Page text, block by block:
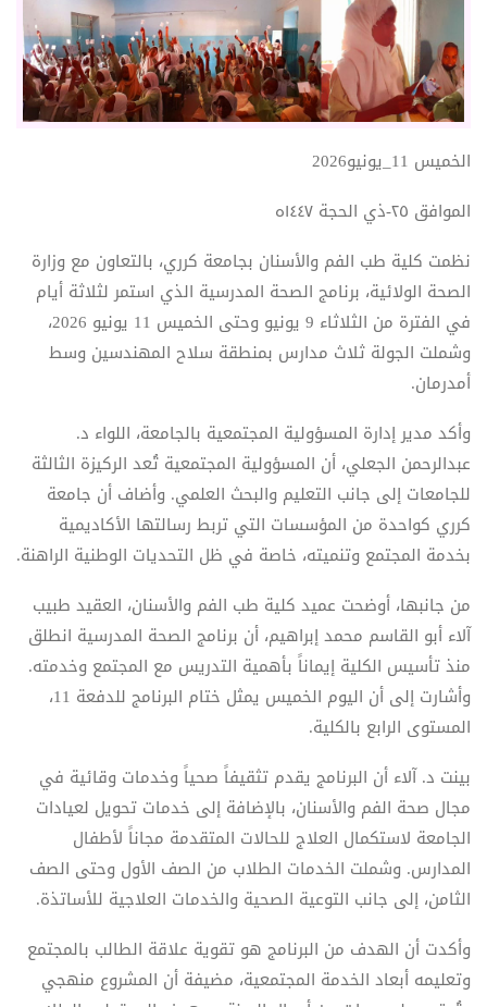
الخميس 11_يونيو2026
الموافق ٢٥-ذي الحجة ١٤٤٧ه
نظمت كلية طب الفم والأسنان بجامعة كرري، بالتعاون مع وزارة
الصحة الولائية، برنامج الصحة المدرسية الذي استمر لثلاثة أيام
في الفترة من الثلاثاء 9 يونيو وحتى الخميس 11 يونيو 2026،
وشملت الجولة ثلاث مدارس بمنطقة سلاح المهندسين وسط
أمدرمان.
وأكد مدير إدارة المسؤولية المجتمعية بالجامعة، اللواء د.
عبدالرحمن الجعلي، أن المسؤولية المجتمعية تُعد الركيزة الثالثة
للجامعات إلى جانب التعليم والبحث العلمي. وأضاف أن جامعة
كرري كواحدة من المؤسسات التي تربط رسالتها الأكاديمية
بخدمة المجتمع وتنميته، خاصة في ظل التحديات الوطنية الراهنة.
من جانبها، أوضحت عميد كلية طب الفم والأسنان، العقيد طبيب
آلاء أبو القاسم محمد إبراهيم، أن برنامج الصحة المدرسية انطلق
منذ تأسيس الكلية إيماناً بأهمية التدريس مع المجتمع وخدمته.
وأشارت إلى أن اليوم الخميس يمثل ختام البرنامج للدفعة 11،
المستوى الرابع بالكلية.
بينت د. آلاء أن البرنامج يقدم تثقيفاً صحياً وخدمات وقائية في
مجال صحة الفم والأسنان، بالإضافة إلى خدمات تحويل لعيادات
الجامعة لاستكمال العلاج للحالات المتقدمة مجاناً لأطفال
المدارس. وشملت الخدمات الطلاب من الصف الأول وحتى الصف
الثامن، إلى جانب التوعية الصحية والخدمات العلاجية للأساتذة.
وأكدت أن الهدف من البرنامج هو تقوية علاقة الطالب بالمجتمع
وتعليمه أبعاد الخدمة المجتمعية، مضيفة أن المشروع منهجي